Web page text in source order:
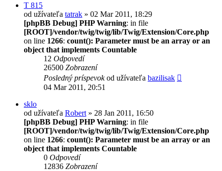
T 815
od užívateľa tatrak » 02 Mar 2011, 18:29
[phpBB Debug] PHP Warning: in file
[ROOT]/vendor/twig/twig/lib/Twig/Extension/Core.php
on line 1266: count(): Parameter must be an array or an
object that implements Countable
12 Odpovedí
26500 Zobrazení
Posledný príspevokod užívateľa bazilisak
04 Mar 2011, 20:51
sklo
od užívateľa Robert » 28 Jan 2011, 16:50
[phpBB Debug] PHP Warning: in file
[ROOT]/vendor/twig/twig/lib/Twig/Extension/Core.php
on line 1266: count(): Parameter must be an array or an
object that implements Countable
0 Odpovedí
12836 Zobrazení